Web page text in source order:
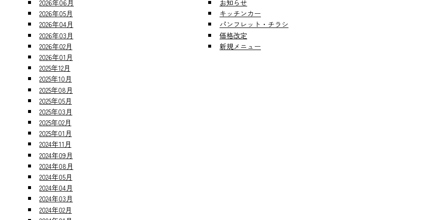
2026年06月
2026年05月
2026年04月
2026年03月
2026年02月
2026年01月
2025年12月
2025年10月
2025年08月
2025年05月
2025年03月
2025年02月
2025年01月
2024年11月
2024年09月
2024年08月
2024年05月
2024年04月
2024年03月
2024年02月
お知らせ
キッチンカー
パンフレット・チラシ
価格改定
新規メニュー